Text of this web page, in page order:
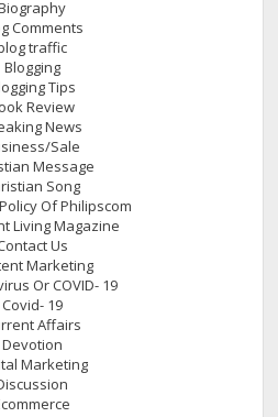
Comments
traffic
Blogging
Tips
Review
News
Sale
Message
Song
Of Philipscom
Living Magazine
Us
Marketing
Or COVID- 19
Covid- 19
Affairs
Devotion
Marketing